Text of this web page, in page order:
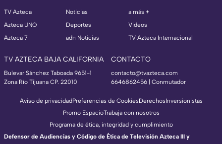
TV Azteca
Azteca UNO
Azteca 7
Noticias
Deportes
adn Noticias
a más +
Videos
TV Azteca Internacional
TV AZTECA BAJA CALIFORNIA
Bulevar Sánchez Taboada 9651-1
Zona Río Tijuana CP. 22010
CONTACTO
contacto@tvazteca.com
6646862456 | Conmutador
Aviso de privacidadPreferencias de CookiesDerechosInversionistas
Promo EspacioTrabaja con nosotros
Programa de ética, integridad y cumplimiento
Defensor de Audiencias y Código de Ética de Televisión Azteca III y